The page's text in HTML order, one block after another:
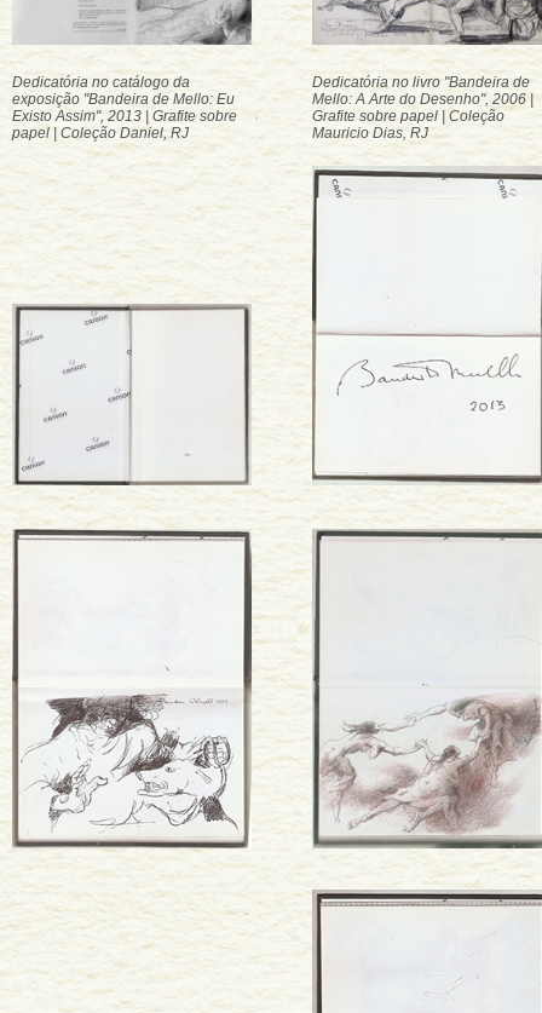
Dedicatória no catálogo da
exposição "Bandeira de Mello: Eu
Existo Assim", 2013 | Grafite sobre
papel | Coleção Daniel, RJ
Dedicatória no livro "Bandeira de
Mello: A Arte do Desenho", 2006 |
Grafite sobre papel | Coleção
Mauricio Dias, RJ